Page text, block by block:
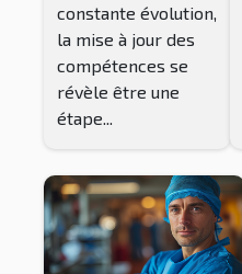
constante évolution,
la mise à jour des
compétences se
révèle être une
étape...